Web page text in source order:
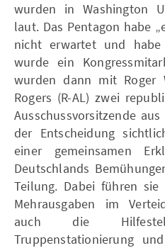
wurden in Washington
laut. Das Pentagon habe
nicht erwartet und habe
wurde ein
wurden dann mit Roger
Rogers (R-AL) zwei
Ausschussvorsitzende
der Entscheidung
einer gemeinsamen
Deutschlands
Teilung. Dabei führen
Mehrausgaben im
auch die
Truppenstationierung